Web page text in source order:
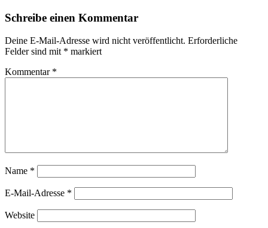
Schreibe einen Kommentar
Deine E-Mail-Adresse wird nicht veröffentlicht. Erforderliche
Felder sind mit * markiert
Kommentar *
Name *
E-Mail-Adresse *
Website